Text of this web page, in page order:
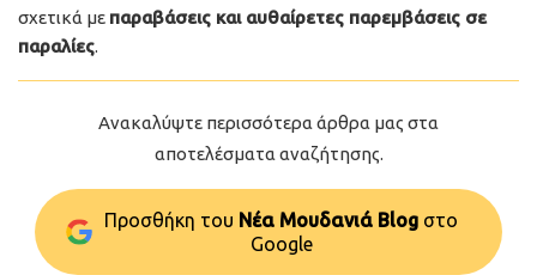
σχετικά με παραβάσεις και αυθαίρετες παρεμβάσεις σε
παραλίες.
Ανακαλύψτε περισσότερα άρθρα μας στα
αποτελέσματα αναζήτησης.
Προσθήκη του Νέα Μουδανιά Blog στo
Google